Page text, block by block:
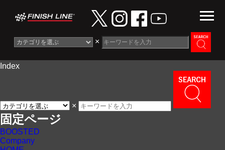
×
Information
Maintenance Guide
Contact
Index
×
固定ページ
BOOSTED
Company